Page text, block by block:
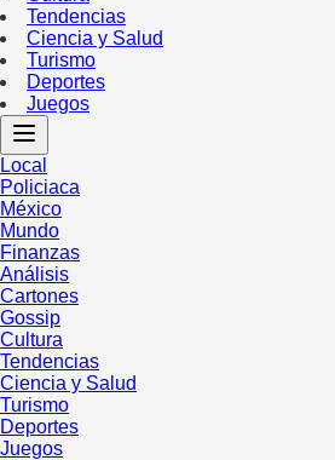
Tendencias
Ciencia y Salud
Turismo
Deportes
Juegos
Local
Policiaca
México
Mundo
Finanzas
Análisis
Cartones
Gossip
Cultura
Tendencias
Ciencia y Salud
Turismo
Deportes
Juegos